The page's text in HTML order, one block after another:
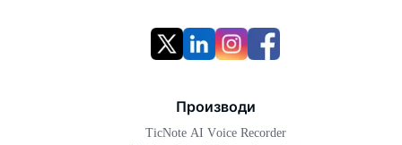
Производи
TicNote AI Voice Recorder